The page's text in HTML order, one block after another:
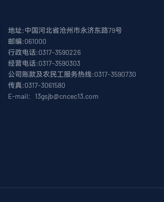
地址:中国河北省沧州市永济东路79号
邮编:061000
行政电话:0317-3590226
经营电话:0317-3590303
公司账款及农民工服务热线:0317-3590730
传真:0317-3061580
E-mail：13gsjb@cncec13.com